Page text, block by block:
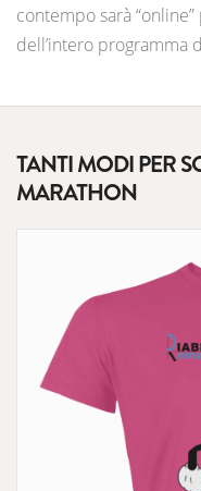
contempo sarà
dell’intero programma
TANTI MODI PER
MARATHON